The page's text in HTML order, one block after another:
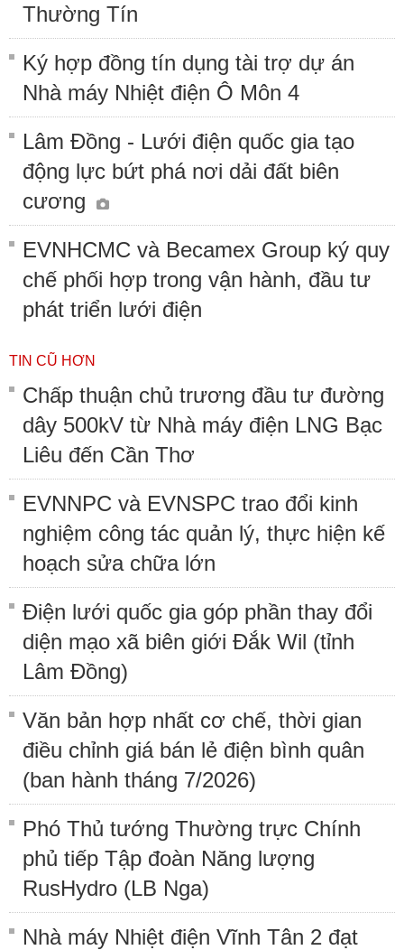
Thường Tín
Ký hợp đồng tín dụng tài trợ dự án
Nhà máy Nhiệt điện Ô Môn 4
Lâm Đồng - Lưới điện quốc gia tạo
động lực bứt phá nơi dải đất biên
cương
EVNHCMC và Becamex Group ký quy
chế phối hợp trong vận hành, đầu tư
phát triển lưới điện
TIN CŨ HƠN
Chấp thuận chủ trương đầu tư đường
dây 500kV từ Nhà máy điện LNG Bạc
Liêu đến Cần Thơ
EVNNPC và EVNSPC trao đổi kinh
nghiệm công tác quản lý, thực hiện kế
hoạch sửa chữa lớn
Điện lưới quốc gia góp phần thay đổi
diện mạo xã biên giới Đắk Wil (tỉnh
Lâm Đồng)
Văn bản hợp nhất cơ chế, thời gian
điều chỉnh giá bán lẻ điện bình quân
(ban hành tháng 7/2026)
Phó Thủ tướng Thường trực Chính
phủ tiếp Tập đoàn Năng lượng
RusHydro (LB Nga)
Nhà máy Nhiệt điện Vĩnh Tân 2 đạt